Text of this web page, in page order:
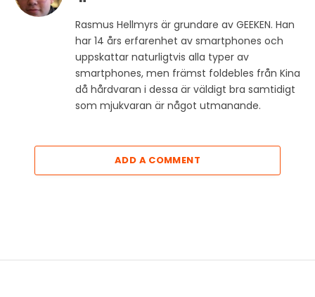
Rasmus Hellmyrs är grundare av GEEKEN. Han
har 14 års erfarenhet av smartphones och
uppskattar naturligtvis alla typer av
smartphones, men främst foldebles från Kina
då hårdvaran i dessa är väldigt bra samtidigt
som mjukvaran är något utmanande.
ADD A COMMENT